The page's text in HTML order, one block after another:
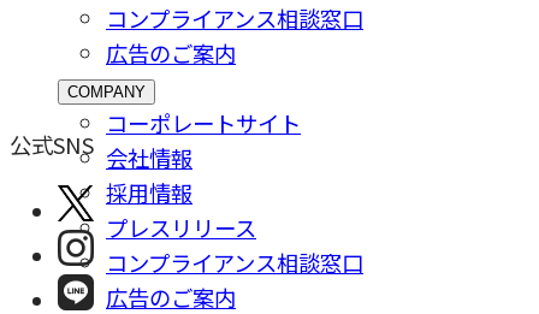
コンプライアンス相談窓⼝
広告のご案内
COMPANY
コーポレートサイト
会社情報
採⽤情報
プレスリリース
コンプライアンス相談窓⼝
広告のご案内
公式SNS